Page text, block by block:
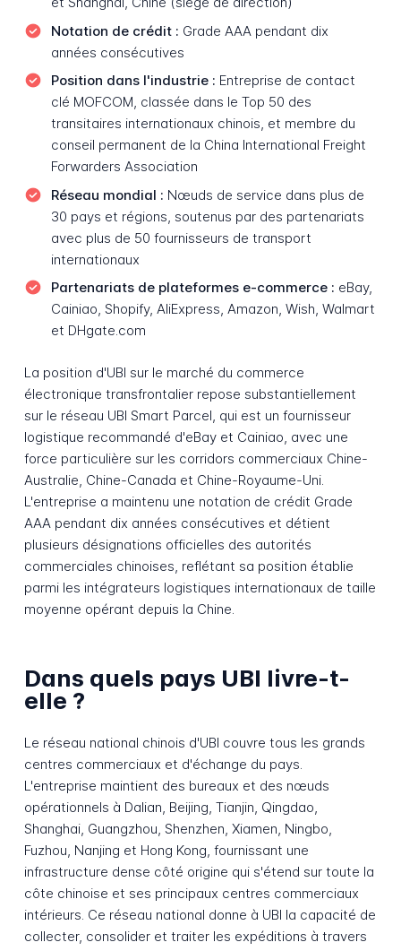
Notation de crédit : Grade AAA pendant dix
années consécutives
Position dans l'industrie : Entreprise de contact
clé MOFCOM, classée dans le Top 50 des
transitaires internationaux chinois, et membre du
conseil permanent de la China International Freight
Forwarders Association
Réseau mondial : Nœuds de service dans plus de
30 pays et régions, soutenus par des partenariats
avec plus de 50 fournisseurs de transport
internationaux
Partenariats de plateformes e-commerce : eBay,
Cainiao, Shopify, AliExpress, Amazon, Wish, Walmart
et DHgate.com
La position d'UBI sur le marché du commerce
électronique transfrontalier repose substantiellement
sur le réseau UBI Smart Parcel, qui est un fournisseur
logistique recommandé d'eBay et Cainiao, avec une
force particulière sur les corridors commerciaux Chine-
Australie, Chine-Canada et Chine-Royaume-Uni.
L'entreprise a maintenu une notation de crédit Grade
AAA pendant dix années consécutives et détient
plusieurs désignations officielles des autorités
commerciales chinoises, reflétant sa position établie
parmi les intégrateurs logistiques internationaux de taille
moyenne opérant depuis la Chine.
Dans quels pays UBI livre-t-
elle ?
Le réseau national chinois d'UBI couvre tous les grands
centres commerciaux et d'échange du pays.
L'entreprise maintient des bureaux et des nœuds
opérationnels à Dalian, Beijing, Tianjin, Qingdao,
Shanghai, Guangzhou, Shenzhen, Xiamen, Ningbo,
Fuzhou, Nanjing et Hong Kong, fournissant une
infrastructure dense côté origine qui s'étend sur toute la
côte chinoise et ses principaux centres commerciaux
intérieurs. Ce réseau national donne à UBI la capacité de
collecter, consolider et traiter les expéditions à travers